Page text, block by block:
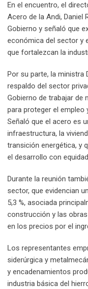
En el encuentro, el
Acero de la Andi, Daniel
Gobierno y señaló que
económica del sector y
que fortalezcan la
Por su parte, la ministra
respaldo del sector
Gobierno de trabajar de
para proteger el empleo
Señaló que el acero es
infraestructura, la
transición energética, y
el desarrollo con
Durante la reunión
sector, que evidencian
5,3 %, asociada
construcción y las
en los precios por el
Los representantes
siderúrgica y
y encadenamientos
industria básica del